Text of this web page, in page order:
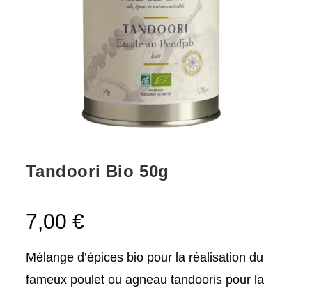
Tandoori Bio 50g
7,00€
Mélange d’épices bio pour la réalisation du
fameux poulet ou agneau tandooris pour la